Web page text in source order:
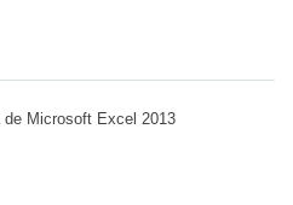
de Microsoft Excel 2013